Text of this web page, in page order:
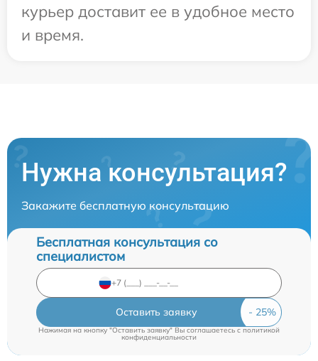
курьер доставит ее в удобное место
и время.
Нужна консультация?
Закажите бесплатную консультацию
Бесплатная консультация со
специалистом
Оставить заявку
Нажимая на кнопку "Оставить заявку" Вы соглашаетесь cполитикой
конфиденциальности